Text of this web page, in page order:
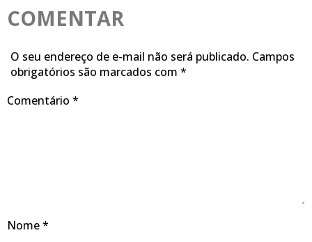
COMENTAR
O seu endereço de e-mail não será publicado. Campos
obrigatórios são marcados com *
Comentário *
Nome*